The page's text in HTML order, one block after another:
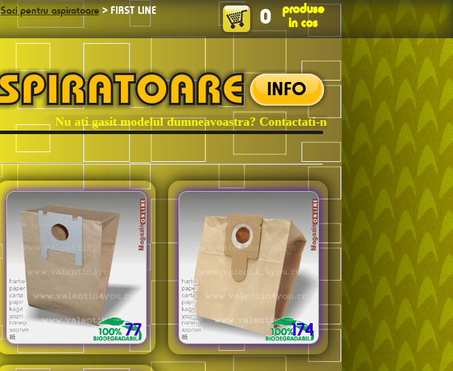
Saci pentru aspiratoare> FIRST LINE 0
produse
in cos
INFO
Nu ati gasit modelul dumneavoastra? Contactati-ne!
77 174